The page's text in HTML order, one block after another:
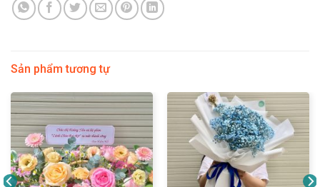
Sản phẩm tương tự